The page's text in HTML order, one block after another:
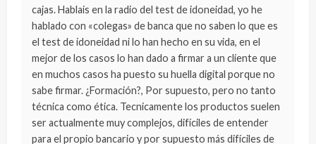
cajas. Hablais en la radio del test de idoneidad, yo he
hablado con «colegas» de banca que no saben lo que es
el test de idoneidad ni lo han hecho en su vida, en el
mejor de los casos lo han dado a firmar a un cliente que
en muchos casos ha puesto su huella digital porque no
sabe firmar. ¿Formación?, Por supuesto, pero no tanto
técnica como ética. Tecnicamente los productos suelen
ser actualmente muy complejos, difíciles de entender
para el propio bancario y por supuesto más difíciles de